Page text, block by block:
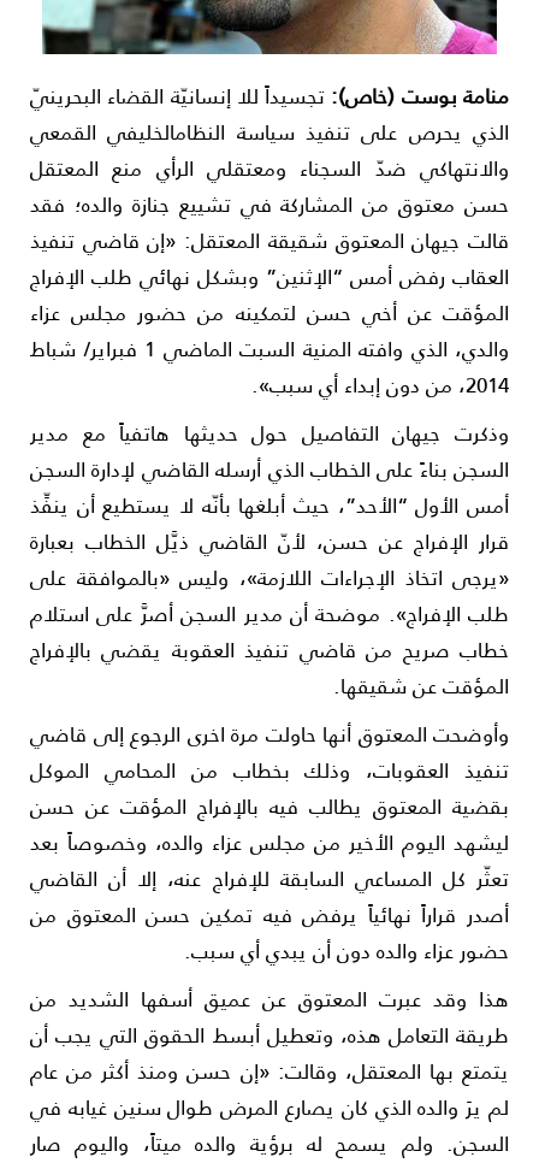
بوست (خاص):تجسيداً للا إنسانيّة القضاء البحرينيّ
يحرص على تنفيذ سياسة النظامالخليفي القمعي
ضدّ السجناء ومعتقلي الرأي منع المعتقل
معتوق من المشاركة في تشييع جنازة والده؛ فقد
جيهان المعتوق شقيقة المعتقل: «إن قاضي تنفيذ
رفض أمس “الإثنين” وبشكل نهائي طلب الإفراج
عن أخي حسن لتمكينه من حضور مجلس عزاء
والدي، الذي وافته المنية السبت الماضي 1 فبراير/ شباط
دون إبداء أي سبب».
جيهان التفاصيل حول حديثها هاتفياً مع مدير
بناءً على الخطاب الذي أرسله القاضي لإدارة السجن
الأول “الأحد”، حيث أبلغها بأنّه لا يستطيع أن ينفِّذ
الإفراج عن حسن، لأنّ القاضي ذيَّل الخطاب بعبارة
اتخاذ الإجراءات اللازمة»، وليس «بالموافقة على
الإفراج». موضحة أن مدير السجن أصرَّ على استلام
صريح من قاضي تنفيذ العقوبة يقضي بالإفراج
عن شقيقها.
المعتوق أنها حاولت مرة اخرى الرجوع إلى قاضي
العقوبات، وذلك بخطاب من المحامي الموكل
المعتوق يطالب فيه بالإفراج المؤقت عن حسن
اليوم الأخير من مجلس عزاء والده، وخصوصاً بعد
كل المساعي السابقة للإفراج عنه، إلا أن القاضي
قراراً نهائياً يرفض فيه تمكين حسن المعتوق من
عزاء والده دون أن يبدي أي سبب.
وقد عبرت المعتوق عن عميق أسفها الشديد من
التعامل هذه، وتعطيل أبسط الحقوق التي يجب أن
بها المعتقل، وقالت: «إن حسن ومنذ أكثر من عام
يرَ والده الذي كان يصارع المرض طوال سنين غيابه في
ولم يسمح له برؤية والده ميتاً، واليوم صار